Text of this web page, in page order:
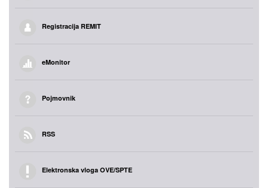
Registracija REMIT
eMonitor
Pojmovnik
RSS
Elektronska vloga OVE/SPTE